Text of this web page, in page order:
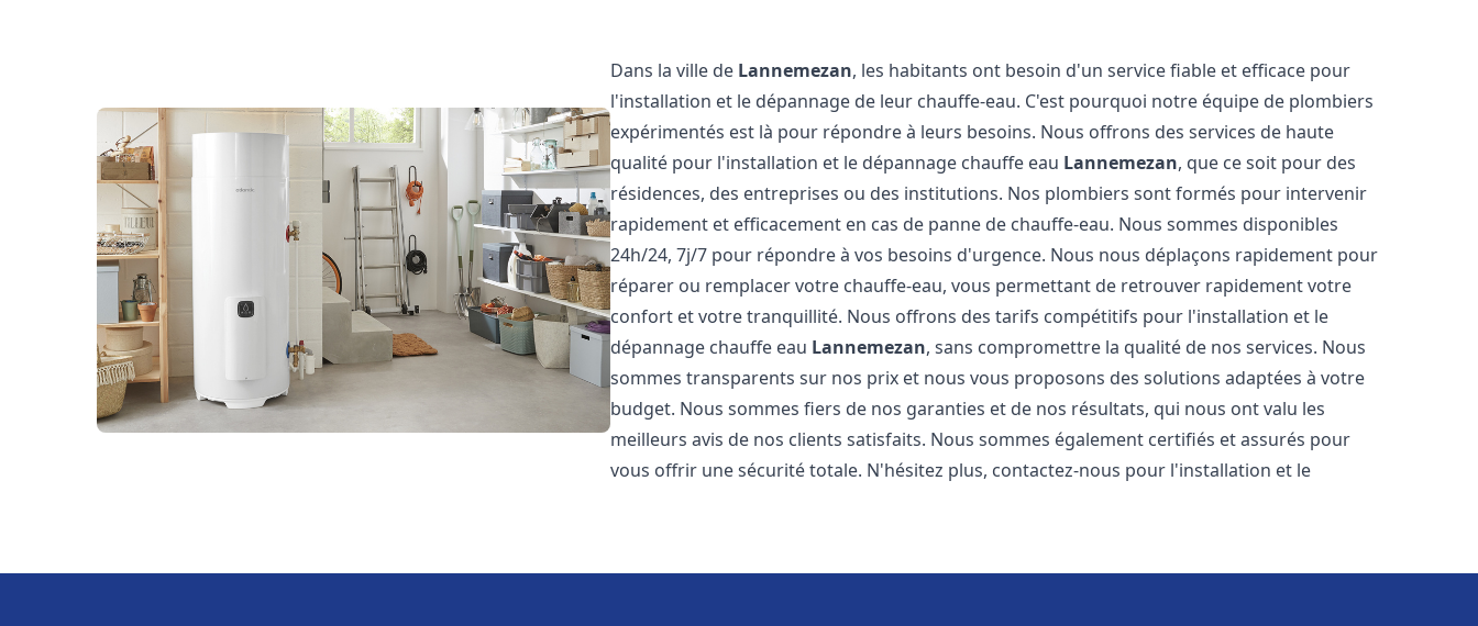
Dans la ville de Lannemezan, les habitants ont besoin d'un service fiable et efficace pour
l'installation et le dépannage de leur chauffe-eau. C'est pourquoi notre équipe de plombiers
expérimentés est là pour répondre à leurs besoins. Nous offrons des services de haute
qualité pour l'installation et le dépannage chauffe eau Lannemezan, que ce soit pour des
résidences, des entreprises ou des institutions. Nos plombiers sont formés pour intervenir
rapidement et efficacement en cas de panne de chauffe-eau. Nous sommes disponibles
24h/24, 7j/7 pour répondre à vos besoins d'urgence. Nous nous déplaçons rapidement pour
réparer ou remplacer votre chauffe-eau, vous permettant de retrouver rapidement votre
confort et votre tranquillité. Nous offrons des tarifs compétitifs pour l'installation et le
dépannage chauffe eau Lannemezan, sans compromettre la qualité de nos services. Nous
sommes transparents sur nos prix et nous vous proposons des solutions adaptées à votre
budget. Nous sommes fiers de nos garanties et de nos résultats, qui nous ont valu les
meilleurs avis de nos clients satisfaits. Nous sommes également certifiés et assurés pour
vous offrir une sécurité totale. N'hésitez plus, contactez-nous pour l'installation et le